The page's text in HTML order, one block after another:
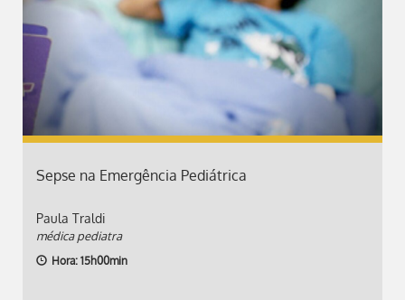
Sepse na Emergência Pediátrica
Paula Traldi
médica pediatra
Hora: 15h00min